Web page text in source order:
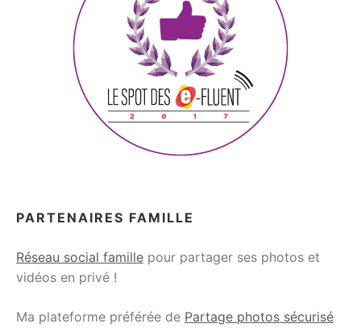
PARTENAIRES FAMILLE
Réseau social famille pour partager ses photos et
vidéos en privé !
Ma plateforme préférée de Partage photos sécurisé